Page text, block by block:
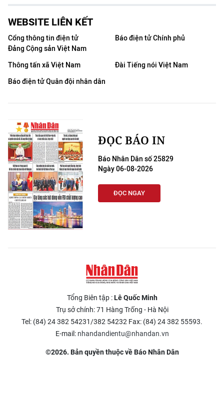
WEBSITE LIÊN KẾT
Cổng thông tin điện tử
Đảng Cộng sản Việt Nam
Báo điện tử Chính phủ
Thông tấn xã Việt Nam
Đài Tiếng nói Việt Nam
Báo điện tử Quân đội nhân dân
ĐỌC BÁO IN
Báo Nhân Dân số 25829
Ngày 06-08-2026
ĐỌC NGAY
Tổng Biên tập :Lê Quốc Minh
Trụ sở chính: 71 Hàng Trống - Hà Nội
Tel: (84) 24 382 54231/382 54232 Fax: (84) 24 382 55593.
E-mail: nhandandientu@nhandan.vn
©2026. Bản quyền thuộc về Báo Nhân Dân